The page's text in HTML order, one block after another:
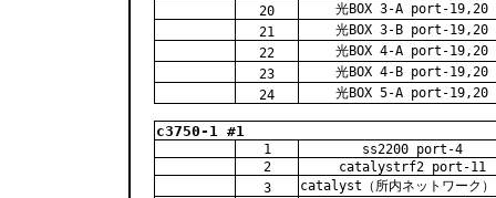
20
光BOX 3-A port-19,20
21
光BOX 3-B port-19,20
22
光BOX 4-A port-19,20
23
光BOX 4-B port-19,20
24
光BOX 5-A port-19,20
c3750-1 #1
1
ss2200 port-4
2
catalystrf2 port-11
3
catalyst（所内ネットワーク